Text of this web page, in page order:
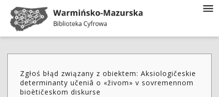
Zgłoś błąd związany z obiektem: Aksiologičeskie
determinanty učeniâ o «živom» v sovremennom
bioètičeskom diskurse